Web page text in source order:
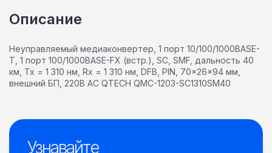
Описание
Неуправляемый медиаконвертер, 1 порт 10/100/1000BASE-
T, 1 порт 100/1000BASE-FX (встр.), SC, SMF, дальность 40
км, Tx = 1 310 нм, Rx = 1 310 нм, DFB, PIN, 70x26x94 мм,
внешний БП, 220В AC QTECH QMC-1203-SC1310SM40
Узнавайте